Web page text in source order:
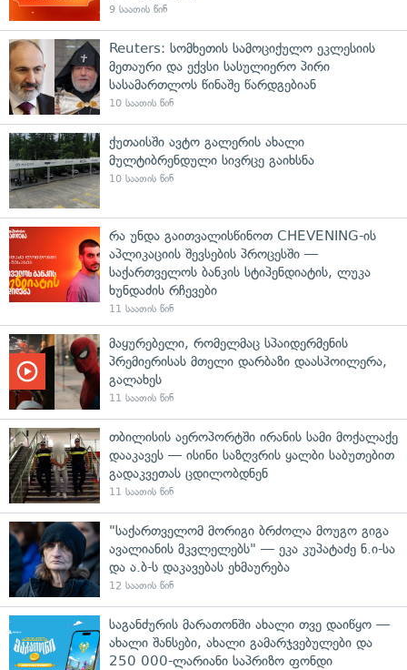
9 საათის წინ
Reuters: სომხეთის სამოციქულო ეკლესიის
მეთაური და ექვსი სასულიერო პირი
სასამართლოს წინაშე წარდგებიან
10 საათის წინ
ქუთაისში ავტო გალერის ახალი
მულტიბრენდული სივრცე გაიხსნა
10 საათის წინ
რა უნდა გაითვალისწინოთ CHEVENING-ის
აპლიკაციის შევსების პროცესში —
საქართველოს ბანკის სტიპენდიატის, ლუკა
ხუნდაძის რჩევები
11 საათის წინ
მაყურებელი, რომელმაც სპაიდერმენის
პრემიერისას მთელი დარბაზი დაასპოილერა,
გალახეს
11 საათის წინ
თბილისის აეროპორტში ირანის სამი მოქალაქე
დააკავეს — ისინი საზღვრის ყალბი საბუთებით
გადაკვეთას ცდილობდნენ
11 საათის წინ
"საქართველომ მორიგი ბრძოლა მოუგო გიგა
ავალიანის მკვლელებს" — ეკა კუპატაძე ნ.ი-სა
და ა.ბ-ს დაკავებას ეხმაურება
12 საათის წინ
საგანძურის მარათონში ახალი თვე დაიწყო —
ახალი შანსები, ახალი გამარჯვებულები და
250 000-ლარიანი საპრიზო ფონდი